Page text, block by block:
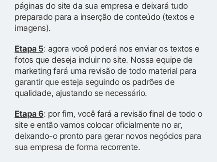
páginas do site da sua empresa e deixará tudo
preparado para a inserção de conteúdo (textos e
imagens).
Etapa 5: agora você poderá nos enviar os textos e
fotos que deseja incluir no site. Nossa equipe de
marketing fará uma revisão de todo material para
garantir que esteja seguindo os padrões de
qualidade, ajustando se necessário.
Etapa 6: por fim, você fará a revisão final de todo o
site e então vamos colocar oficialmente no ar,
deixando-o pronto para gerar novos negócios para
sua empresa de forma recorrente.